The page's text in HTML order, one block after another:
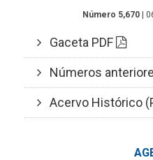
Número 5,670 |
Gaceta PDF
Números
Acervo Histórico